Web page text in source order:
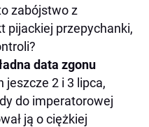
zabójstwo z
pijackiej przepychanki,
data zgonu
jeszcze 2 i 3 lipca,
do imperatorowej
ją o ciężkiej